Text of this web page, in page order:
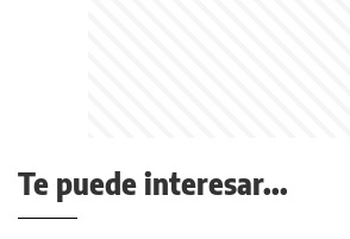
Te puede interesar...